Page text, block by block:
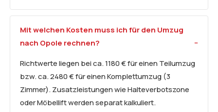
Mit welchen Kosten muss ich für den Umzug
nach Opole rechnen?
Richtwerte liegen bei ca. 1180 € für einen Teilumzug
bzw. ca. 2480 € für einen Komplettumzug (3
Zimmer). Zusatzleistungen wie Halteverbotszone
oder Möbellift werden separat kalkuliert.